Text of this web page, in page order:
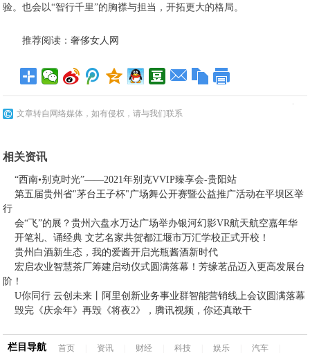
验。也会以“智行千里”的胸襟与担当，开拓更大的格局。
推荐阅读：奢侈女人网
文章转自网络媒体，如有侵权，请与我们联系
相关资讯
“西南•别克时光”——2021年别克VVIP臻享会-贵阳站
第五届贵州省"茅台王子杯"广场舞公开赛暨公益推广活动在平坝区举
行
会“飞”的展？贵州六盘水万达广场举办银河幻影VR航天航空嘉年华
开笔礼、诵经典 文艺名家共贺都江堰市万汇学校正式开校！
贵州白酒新生态，我的爱酱开启光瓶酱酒新时代
宏启农业智慧茶厂筹建启动仪式圆满落幕！芳缘茗品迈入更高发展台
阶！
U你同行 云创未来丨阿里创新业务事业群智能营销线上会议圆满落幕
毁完《庆余年》再毁《将夜2》，腾讯视频，你还真敢干
栏目导航 首页 资讯 财经 科技 娱乐 汽车